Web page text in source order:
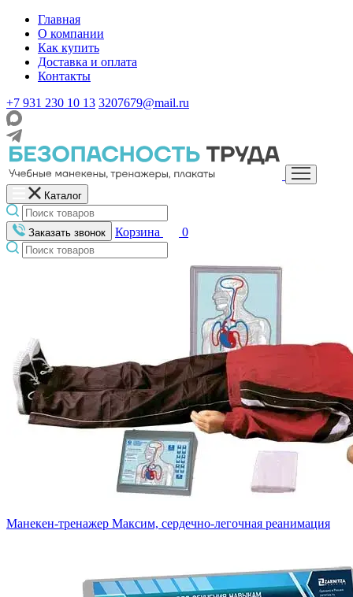
Главная
О компании
Как купить
Доставка и оплата
Контакты
+7 931 230 10 13 3207679@mail.ru
Каталог
Заказать звонок Корзина 0
Манекен-тренажер Максим, сердечно-легочная реанимация